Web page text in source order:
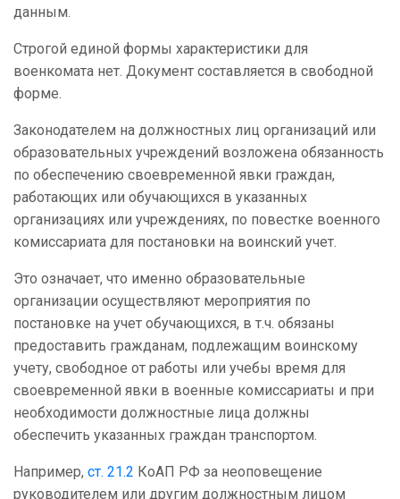
данным.
Строгой единой формы характеристики для
военкомата нет. Документ составляется в свободной
форме.
Законодателем на должностных лиц организаций или
образовательных учреждений возложена обязанность
по обеспечению своевременной явки граждан,
работающих или обучающихся в указанных
организациях или учреждениях, по повестке военного
комиссариата для постановки на воинский учет.
Это означает, что именно образовательные
организации осуществляют мероприятия по
постановке на учет обучающихся, в т.ч. обязаны
предоставить гражданам, подлежащим воинскому
учету, свободное от работы или учебы время для
своевременной явки в военные комиссариаты и при
необходимости должностные лица должны
обеспечить указанных граждан транспортом.
Например, ст. 21.2 КоАП РФ за неоповещение
руководителем или другим должностным лицом